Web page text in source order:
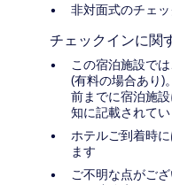
非対面式のチェッ
チェックインに関
この宿泊施設で
(有料の場合あり)
前までに宿泊施
知に記載されて
ホテルご到着時
ます
ご不明な点がご